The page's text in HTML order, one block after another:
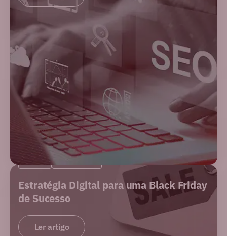
MERCADO
Estratégia Digital para uma Black Friday
de Sucesso
Ler artigo